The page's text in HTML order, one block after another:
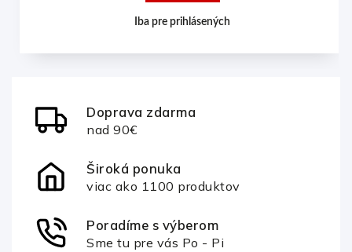
Iba pre prihlásených
Doprava zdarma
nad 90€
Široká ponuka
viac ako 1100 produktov
Poradíme s výberom
Sme tu pre vás Po - Pi